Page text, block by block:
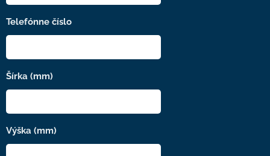
Telefónne číslo
Šírka (mm)
Výška (mm)